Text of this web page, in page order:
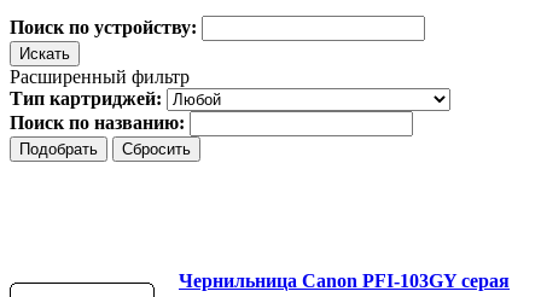
Поиск по устройству:
Расширенный фильтр
Тип картриджей:
Поиск по названию:
Чернильница Canon PFI-103GY серая